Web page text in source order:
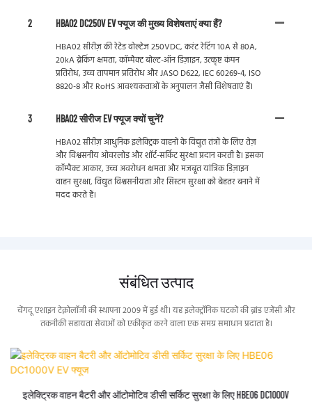
2 HBA02 DC250V EV फ्यूज की मुख्य विशेषताएं क्या हैं?
HBA02 सीरीज़ की रेटेड वोल्टेज 250VDC, करंट रेटिंग 10A से 80A,
20kA ब्रेकिंग क्षमता, कॉम्पैक्ट बोल्ट-ऑन डिज़ाइन, उत्कृष्ट कंपन
प्रतिरोध, उच्च तापमान प्रतिरोध और JASO D622, IEC 60269-4, ISO
8820-8 और RoHS आवश्यकताओं के अनुपालन जैसी विशेषताएं हैं।
3 HBA02 सीरीज EV फ्यूज क्यों चुनें?
HBA02 सीरीज़ आधुनिक इलेक्ट्रिक वाहनों के विद्युत तंत्रों के लिए तेज़
और विश्वसनीय ओवरलोड और शॉर्ट-सर्किट सुरक्षा प्रदान करती है। इसका
कॉम्पैक्ट आकार, उच्च अवरोधन क्षमता और मजबूत यांत्रिक डिज़ाइन
वाहन सुरक्षा, विद्युत विश्वसनीयता और सिस्टम सुरक्षा को बेहतर बनाने में
मदद करते हैं।
संबंधित उत्पाद
चेंगदू एशाइन टेक्नोलॉजी की स्थापना 2009 में हुई थी। यह इलेक्ट्रॉनिक घटकों की ब्रांड एजेंसी और
तकनीकी सहायता सेवाओं को एकीकृत करने वाला एक समग्र समाधान प्रदाता है।
इलेक्ट्रिक वाहन बैटरी और ऑटोमोटिव डीसी सर्किट सुरक्षा के लिए HBE06 DC1000V